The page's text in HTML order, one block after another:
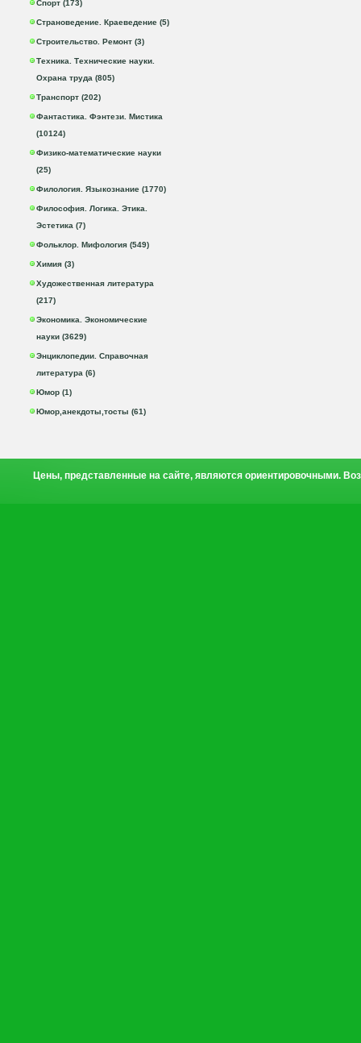
Спорт (173)
Страноведение. Краеведение (5)
Строительство. Ремонт (3)
Техника. Технические науки.
Охрана труда (805)
Транспорт (202)
Фантастика. Фэнтези. Мистика
(10124)
Физико-математические науки
(25)
Филология. Языкознание (1770)
Философия. Логика. Этика.
Эстетика (7)
Фольклор. Мифология (549)
Химия (3)
Художественная литература
(217)
Экономика. Экономические
науки (3629)
Энциклопедии. Справочная
литература (6)
Юмор (1)
Юмор,анекдоты,тосты (61)
Цены, представленные на сайте, являются ориентировочными.